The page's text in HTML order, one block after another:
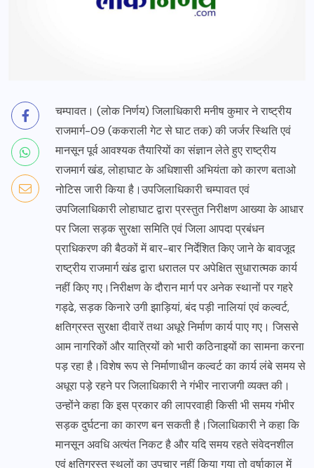
चम्पावत। (लोक निर्णय) जिलाधिकारी मनीष कुमार ने राष्ट्रीय
राजमार्ग-09 (ककराली गेट से घाट तक) की जर्जर स्थिति एवं
मानसून पूर्व आवश्यक तैयारियों का संज्ञान लेते हुए राष्ट्रीय
राजमार्ग खंड, लोहाघाट के अधिशासी अभियंता को कारण बताओ
नोटिस जारी किया है।उपजिलाधिकारी चम्पावत एवं
उपजिलाधिकारी लोहाघाट द्वारा प्रस्तुत निरीक्षण आख्या के आधार
पर जिला सड़क सुरक्षा समिति एवं जिला आपदा प्रबंधन
प्राधिकरण की बैठकों में बार-बार निर्देशित किए जाने के बावजूद
राष्ट्रीय राजमार्ग खंड द्वारा धरातल पर अपेक्षित सुधारात्मक कार्य
नहीं किए गए।निरीक्षण के दौरान मार्ग पर अनेक स्थानों पर गहरे
गड्ढे, सड़क किनारे उगी झाड़ियां, बंद पड़ी नालियां एवं कल्वर्ट,
क्षतिग्रस्त सुरक्षा दीवारें तथा अधूरे निर्माण कार्य पाए गए। जिससे
आम नागरिकों और यात्रियों को भारी कठिनाइयों का सामना करना
पड़ रहा है।विशेष रूप से निर्माणाधीन कल्वर्ट का कार्य लंबे समय से
अधूरा पड़े रहने पर जिलाधिकारी ने गंभीर नाराजगी व्यक्त की।
उन्होंने कहा कि इस प्रकार की लापरवाही किसी भी समय गंभीर
सड़क दुर्घटना का कारण बन सकती है।जिलाधिकारी ने कहा कि
मानसून अवधि अत्यंत निकट है और यदि समय रहते संवेदनशील
एवं क्षतिग्रस्त स्थलों का उपचार नहीं किया गया तो वर्षाकाल में